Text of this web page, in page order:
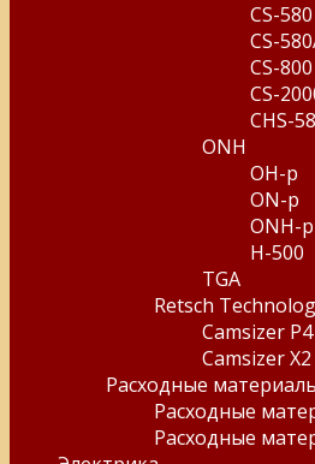
CS-580
CS-
CS-800
CS-
CHS-
ONH
OH-p
ON-p
ONH-p
H-500
TGA
Retsch
Camsizer P4
Camsizer X2
Расходные
Расходные
Расходные